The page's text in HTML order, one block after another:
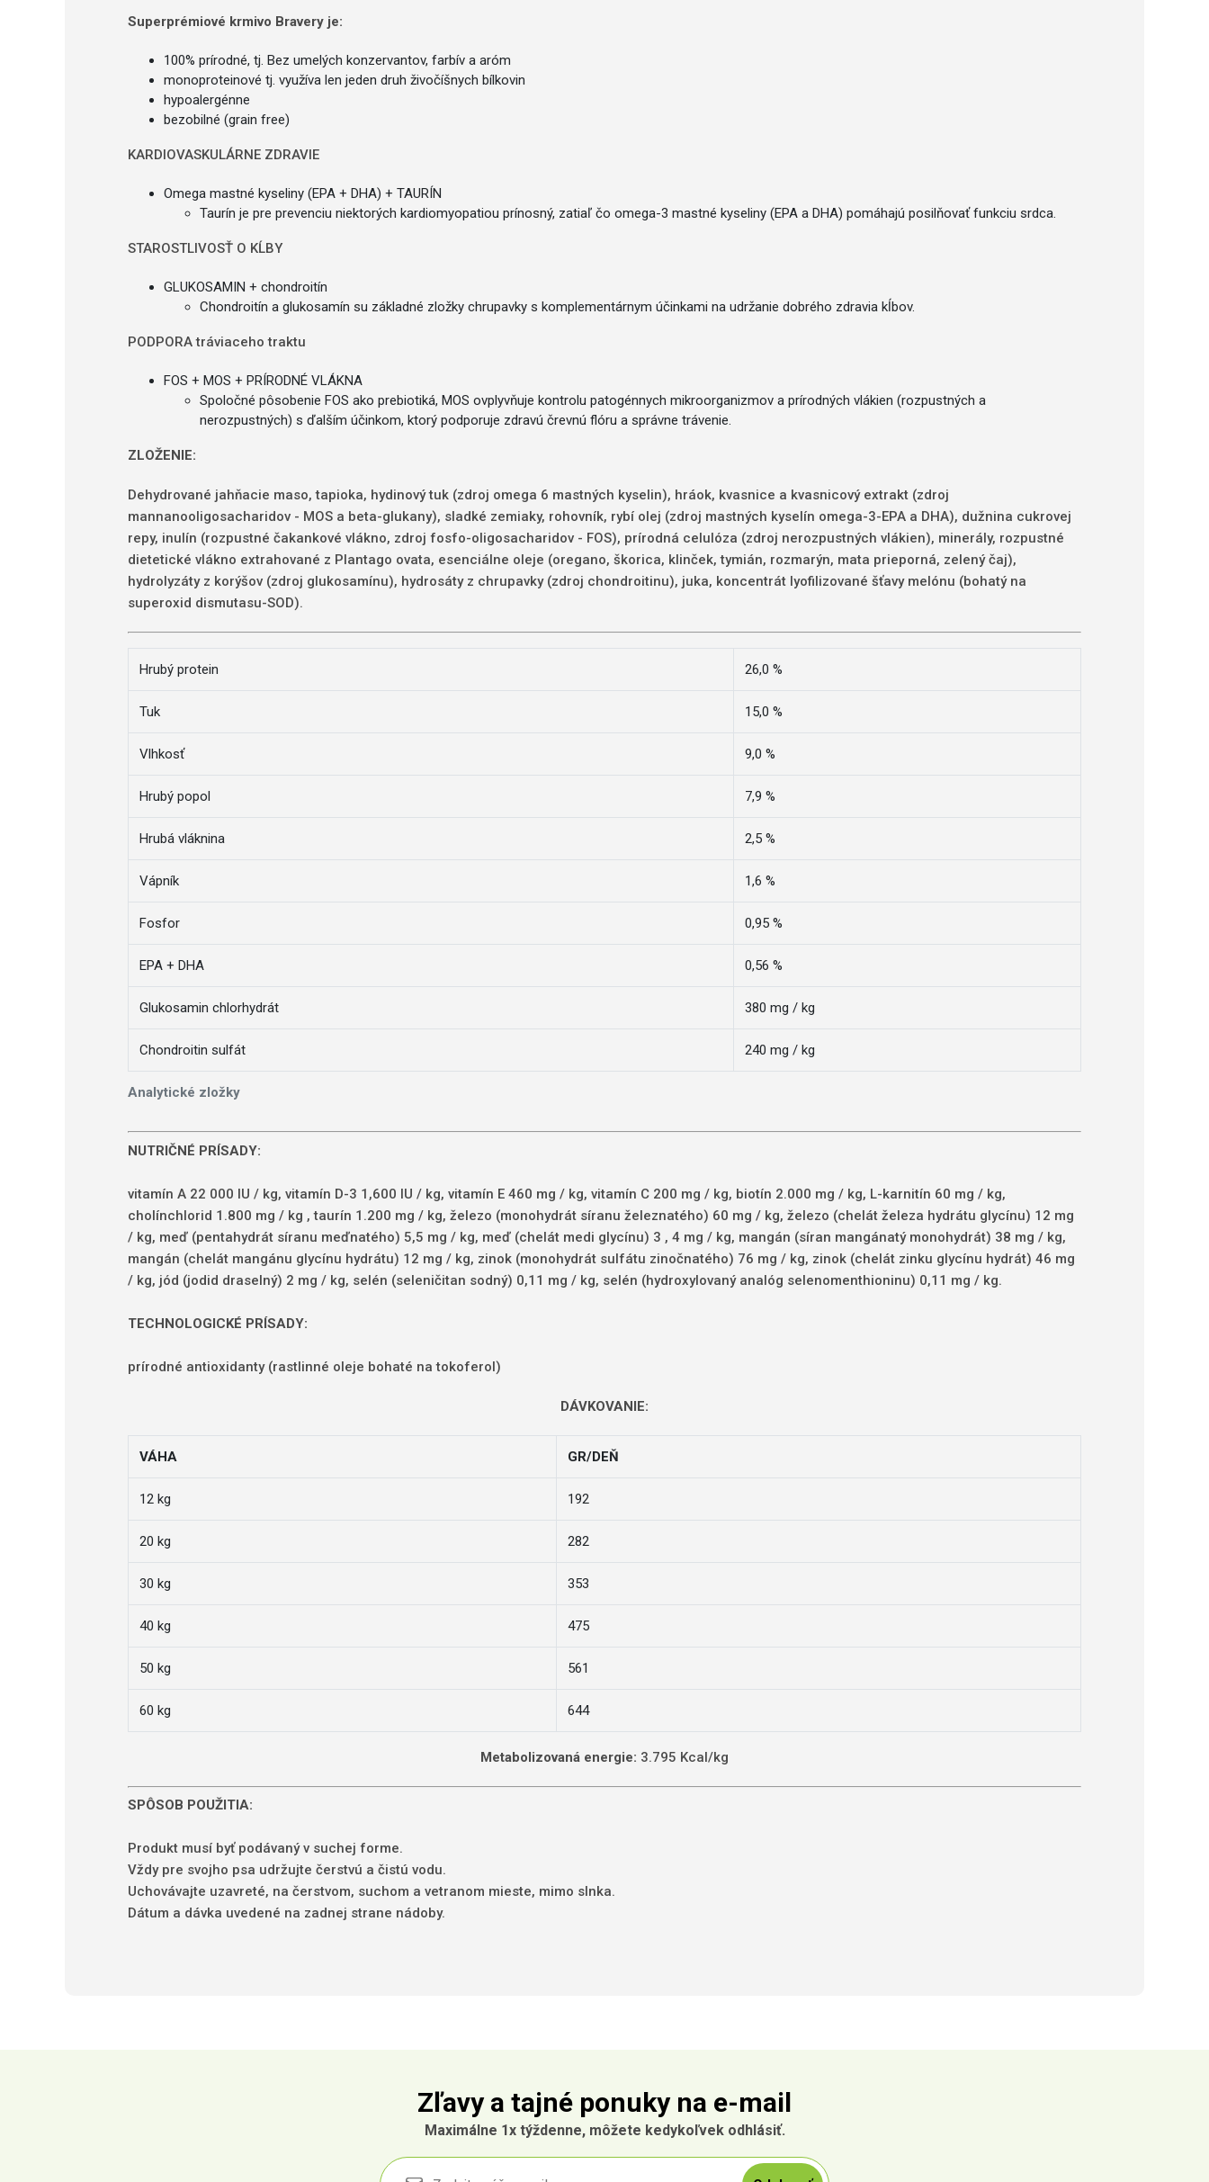
Superprémiové krmivo Bravery je:
100% prírodné, tj. Bez umelých konzervantov, farbív a aróm
monoproteinové tj. využíva len jeden druh živočíšnych bílkovin
hypoalergénne
bezobilné (grain free)
KARDIOVASKULÁRNE ZDRAVIE
Omega mastné kyseliny (EPA + DHA) + TAURÍN
Taurín je pre prevenciu niektorých kardiomyopatiou prínosný, zatiaľ čo omega-3 mastné kyseliny (EPA a DHA) pomáhajú posilňovať funkciu srdca.
STAROSTLIVOSŤ O KĹBY
GLUKOSAMIN + chondroitín
Chondroitín a glukosamín su základné zložky chrupavky s komplementárnym účinkami na udržanie dobrého zdravia kĺbov.
PODPORA tráviaceho traktu
FOS + MOS + PRÍRODNÉ VLÁKNA
Spoločné pôsobenie FOS ako prebiotiká, MOS ovplyvňuje kontrolu patogénnych mikroorganizmov a prírodných vlákien (rozpustných a
nerozpustných) s ďalším účinkom, ktorý podporuje zdravú črevnú flóru a správne trávenie.
ZLOŽENIE:
Dehydrované jahňacie maso, tapioka, hydinový tuk (zdroj omega 6 mastných kyselin), hráok, kvasnice a kvasnicový extrakt (zdroj
mannanooligosacharidov - MOS a beta-glukany), sladké zemiaky, rohovník, rybí olej (zdroj mastných kyselín omega-3-EPA a DHA), dužnina cukrovej
repy, inulín (rozpustné čakankové vlákno, zdroj fosfo-oligosacharidov - FOS), prírodná celulóza (zdroj nerozpustných vlákien), minerály, rozpustné
dietetické vlákno extrahované z Plantago ovata, esenciálne oleje (oregano, škorica, klinček, tymián, rozmarýn, mata prieporná, zelený čaj),
hydrolyzáty z korýšov (zdroj glukosamínu), hydrosáty z chrupavky (zdroj chondroitinu), juka, koncentrát lyofilizované šťavy melónu (bohatý na
superoxid dismutasu-SOD).
Analytické zložky
Hrubý protein 26,0 %
Tuk 15,0 %
Vlhkosť 9,0 %
Hrubý popol 7,9 %
Hrubá vláknina 2,5 %
Vápník 1,6 %
Fosfor 0,95 %
EPA + DHA 0,56 %
Glukosamin chlorhydrát 380 mg / kg
Chondroitin sulfát 240 mg / kg
NUTRIČNÉ PRÍSADY:
vitamín A 22 000 IU / kg, vitamín D-3 1,600 IU / kg, vitamín E 460 mg / kg, vitamín C 200 mg / kg, biotín 2.000 mg / kg, L-karnitín 60 mg / kg,
cholínchlorid 1.800 mg / kg , taurín 1.200 mg / kg, železo (monohydrát síranu železnatého) 60 mg / kg, železo (chelát železa hydrátu glycínu) 12 mg
/ kg, meď (pentahydrát síranu meďnatého) 5,5 mg / kg, meď (chelát medi glycínu) 3 , 4 mg / kg, mangán (síran mangánatý monohydrát) 38 mg / kg,
mangán (chelát mangánu glycínu hydrátu) 12 mg / kg, zinok (monohydrát sulfátu zinočnatého) 76 mg / kg, zinok (chelát zinku glycínu hydrát) 46 mg
/ kg, jód (jodid draselný) 2 mg / kg, selén (seleničitan sodný) 0,11 mg / kg, selén (hydroxylovaný analóg selenomenthioninu) 0,11 mg / kg.
TECHNOLOGICKÉ PRÍSADY:
prírodné antioxidanty (rastlinné oleje bohaté na tokoferol)
DÁVKOVANIE:
VÁHA GR/DEŇ
12 kg 192
20 kg 282
30 kg 353
40 kg 475
50 kg 561
60 kg 644
Metabolizovaná energie: 3.795 Kcal/kg
SPÔSOB POUŽITIA:
Produkt musí byť podávaný v suchej forme.
Vždy pre svojho psa udržujte čerstvú a čistú vodu.
Uchovávajte uzavreté, na čerstvom, suchom a vetranom mieste, mimo slnka.
Dátum a dávka uvedené na zadnej strane nádoby.
Zľavy a tajné ponuky na e-mail
Maximálne 1x týždenne, môžete kedykoľvek odhlásiť.